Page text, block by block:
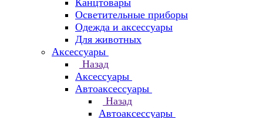
Канцтовары
Осветительные приборы
Одежда и аксессуары
Для животных
Аксессуары
Назад
Аксессуары
Автоаксессуары
Назад
Автоаксессуары